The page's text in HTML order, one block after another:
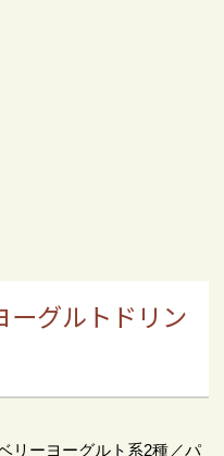
ーグルトドリン
リーヨーグルト系2種／パ